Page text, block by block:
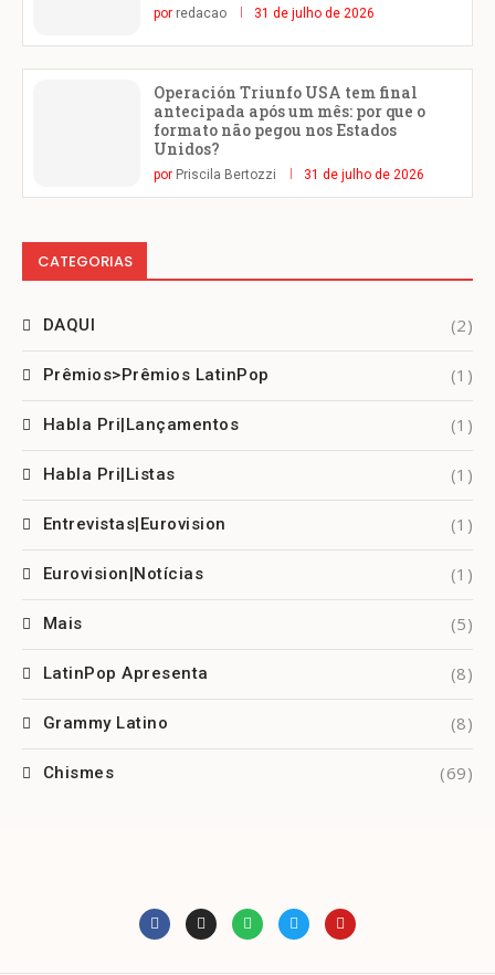
por redacao 31 de julho de 2026
Operación Triunfo USA tem final
antecipada após um mês: por que o
formato não pegou nos Estados
Unidos?
por Priscila Bertozzi 31 de julho de 2026
CATEGORIAS
DAQUI (2)
Prêmios>Prêmios LatinPop (1)
Habla Pri|Lançamentos (1)
Habla Pri|Listas (1)
Entrevistas|Eurovision (1)
Eurovision|Notícias (1)
Mais (5)
LatinPop Apresenta (8)
Grammy Latino (8)
Chismes (69)